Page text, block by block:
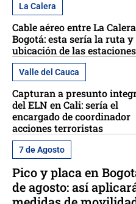
La Calera
Cable aéreo entre La
Bogotá: esta sería la ruta y
ubicación de las estaciones
Valle del Cauca
Capturan a presunto
del ELN en Cali: sería el
encargado de coordinador
acciones terroristas
7 de Agosto
Pico y placa en
de agosto: así